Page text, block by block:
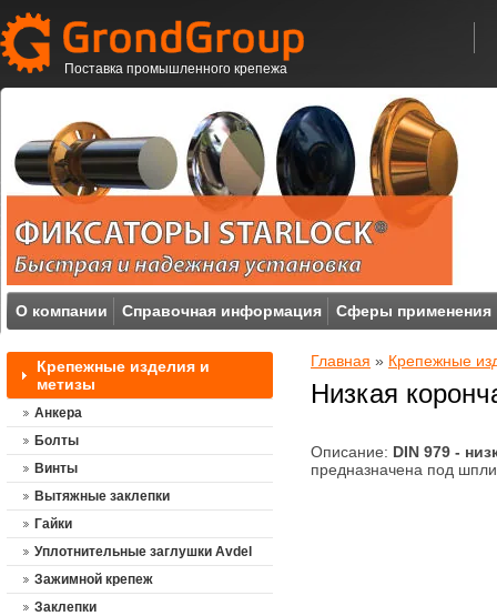
Поставка промышленного крепежа
О компании Справочная информация Сферы применения
Главная » Крепежные
Низкая
Описание: DIN 979 -
предназначена под
Крепежные изделия и
метизы
Анкера
Болты
Винты
Вытяжные заклепки
Гайки
Уплотнительные заглушки Avdel
Зажимной крепеж
Заклепки